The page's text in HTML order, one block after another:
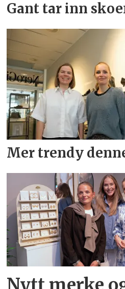
Gant tar inn
Mer trendy